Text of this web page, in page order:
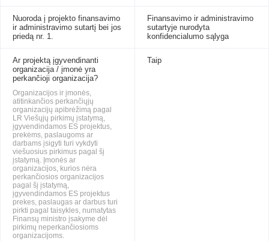
Nuoroda į projekto finansavimo
ir administravimo sutartį bei jos
priedą nr. 1.
Finansavimo ir administravimo
sutartyje nurodyta
konfidencialumo sąlyga
Ar projektą įgyvendinanti
organizacija / įmonė yra
perkančioji organizacija?
Organizacijos ir įmonės,
atitinkančios perkančiųjų
organizacijų apibrėžimą pagal
LR Viešųjų pirkimų įstatymą,
įgyvendindamos ES projektus,
prekėms, paslaugoms ar
darbams įsigyti turi vykdyti
viešuosius pirkimus pagal šį
įstatymą. Įmonės ar
organizacijos, kurios nėra
perkančiosios organizacijos
pagal šį įstatymą,
įgyvendindamos ES projektus
prekes, paslaugas ar darbus turi
pirkti pagal taisykles, numatytas
Finansų ministro įsakyme dėl
pirkimų neperkančiosioms
organizacijoms.
Taip